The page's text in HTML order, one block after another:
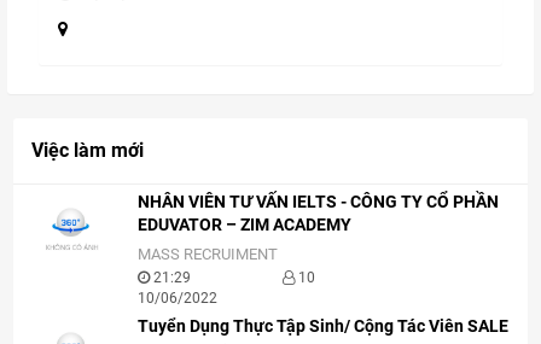
Việc làm mới
NHÂN VIÊN TƯ VẤN IELTS - CÔNG TY CỔ PHẦN
EDUVATOR – ZIM ACADEMY
MASS RECRUIMENT
21:29
10/06/2022
10
Tuyển Dụng Thực Tập Sinh/ Cộng Tác Viên SALE